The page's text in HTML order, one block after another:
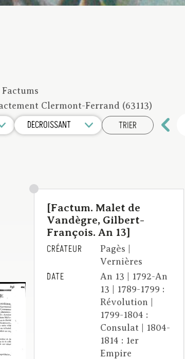
Factums
Clermont-Ferrand (63113)
TRIER
[Factum. Malet de
Vandègre, Gilbert-
François. An 13]
CRÉATEUR
Pagès |
Vernières
DATE
An 13 | 1792-An
13 | 1789-1799 :
Révolution |
1799-1804 :
Consulat | 1804-
1814 : 1er
Empire